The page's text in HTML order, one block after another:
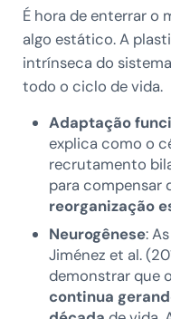
É hora de enterrar o
algo estático. A
intrínseca do
todo o ciclo de vida.
Adaptação
explica como o
recrutamento
para compensar
reorganização
Neurogênese:
Jiménez et al.
demonstrar que
continua